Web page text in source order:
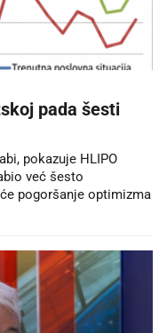
pada šesti
pokazuje HLIPO
već šesto
pogoršanje optimizma